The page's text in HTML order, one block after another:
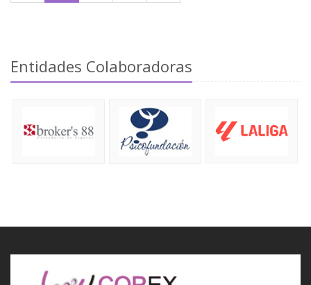
Entidades Colaboradoras